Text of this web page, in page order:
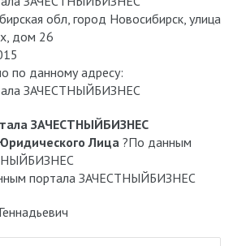
обл, город Новосибирск, улица
дом 26
по данному адресу:
ЗАЧЕСТНЫЙБИЗНЕС
ЗАЧЕСТНЫЙБИЗНЕС
Лица?По данным
портала ЗАЧЕСТНЫЙБИЗНЕС